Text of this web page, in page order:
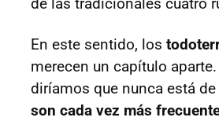
En este sentido, los
merecen un capítulo
diríamos que nunca está
son cada vez más